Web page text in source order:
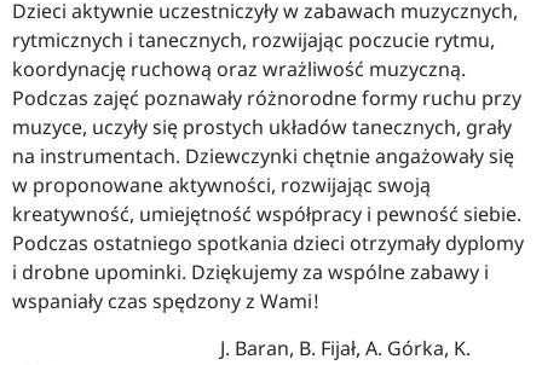
Dzieci aktywnie uczestniczyły w zabawach muzycznych,
rytmicznych i tanecznych, rozwijając poczucie rytmu,
koordynację ruchową oraz wrażliwość muzyczną.
Podczas zajęć poznawały różnorodne formy ruchu przy
muzyce, uczyły się prostych układów tanecznych, grały
na instrumentach. Dziewczynki chętnie angażowały się
w proponowane aktywności, rozwijając swoją
kreatywność, umiejętność współpracy i pewność siebie.
Podczas ostatniego spotkania dzieci otrzymały dyplomy
i drobne upominki. Dziękujemy za wspólne zabawy i
wspaniały czas spędzony z Wami!
J. Baran, B. Fijał, A. Górka, K.